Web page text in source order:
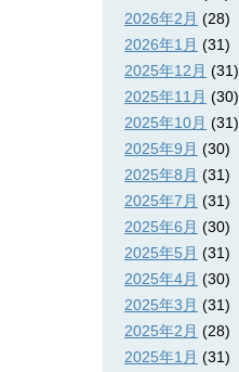
2026年2月 (28)
2026年1月 (31)
2025年12月 (31)
2025年11月 (30)
2025年10月 (31)
2025年9月 (30)
2025年8月 (31)
2025年7月 (31)
2025年6月 (30)
2025年5月 (31)
2025年4月 (30)
2025年3月 (31)
2025年2月 (28)
2025年1月 (31)